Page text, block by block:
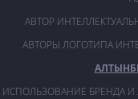
АВТОР
АВТОРЫ ЛОГОТИПА
ИСПОЛЬЗОВАНИЕ БРЕНДА